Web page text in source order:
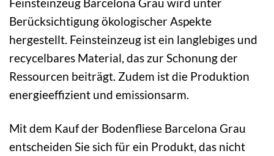
Feinsteinzeug Barcelona Grau wird unter
Berücksichtigung ökologischer Aspekte
hergestellt. Feinsteinzeug ist ein langlebiges und
recycelbares Material, das zur Schonung der
Ressourcen beiträgt. Zudem ist die Produktion
energieeffizient und emissionsarm.
Mit dem Kauf der Bodenfliese Barcelona Grau
entscheiden Sie sich für ein Produkt, das nicht